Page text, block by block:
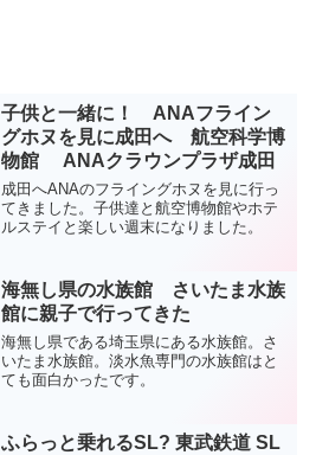
子供と一緒に！ ANAフライン
グホヌを見に成田へ 航空科学博
物館 ANAクラウンプラザ成田
成田へANAのフライングホヌを見に行っ
てきました。子供達と航空博物館やホテ
ルステイと楽しい週末になりました。
海無し県の水族館 さいたま水族
館に親子で行ってきた
海無し県である埼玉県にある水族館。さ
いたま水族館。淡水魚専門の水族館はと
ても面白かったです。
ふらっと乗れるSL? 東武鉄道 SL